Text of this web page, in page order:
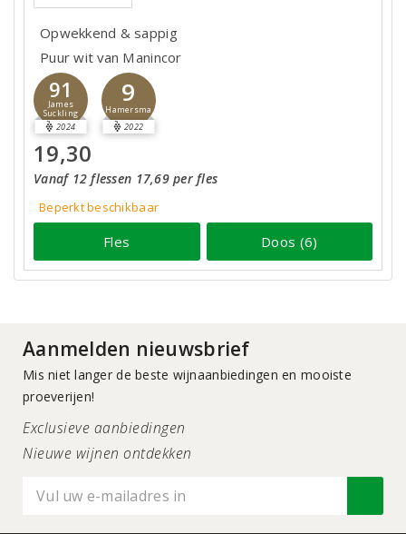
Opwekkend & sappig
Puur wit van Manincor
91
James
Suckling
2024
9
Hamersma
2022
19,30
Vanaf 12 flessen 17,69 per fles
Beperkt beschikbaar
Fles Doos (6)
Aanmelden nieuwsbrief
Mis niet langer de beste wijnaanbiedingen en mooiste
proeverijen!
Exclusieve aanbiedingen
Nieuwe wijnen ontdekken